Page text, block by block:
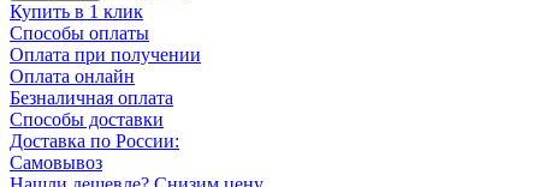
Купить в 1 клик
Способы оплаты
Оплата при получении
Оплата онлайн
Безналичная оплата
Способы доставки
Доставка по России:
Самовывоз